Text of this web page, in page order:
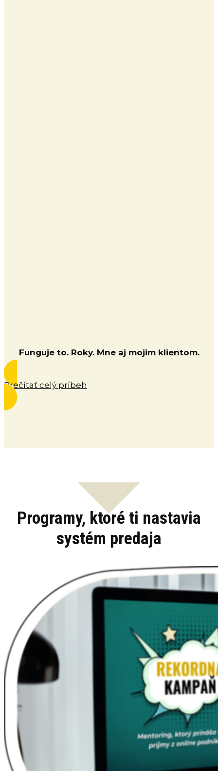
Funguje to. Roky. Mne aj mojim klientom.
Prečítať celý príbeh
Programy, ktoré ti nastavia
systém predaja